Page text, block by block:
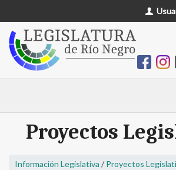
Proyectos
Información Legislativa / Proyectos